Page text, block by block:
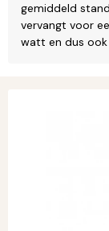
gemiddeld
vervangt voor
watt en dus ook